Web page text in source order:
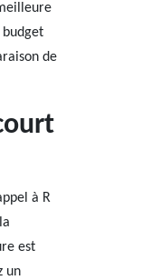
budget
de
à R
est
un